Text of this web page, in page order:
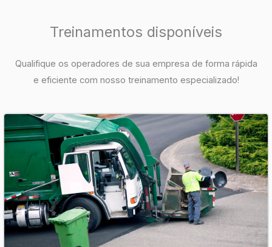
Treinamentos disponíveis
Qualifique os operadores de sua empresa de forma rápida
e eficiente com nosso treinamento especializado!